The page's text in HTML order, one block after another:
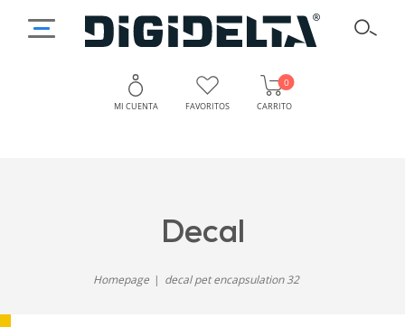
MI CUENTA FAVORITOS CARRITO
0
decal
Homepage decal pet encapsulation 32